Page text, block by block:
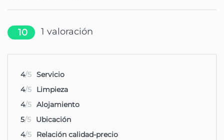
10 1 valoración
4/5 Servicio
4/5
Limpieza
4/5 Alojamiento
5/5
Ubicación
4/5 Relación calidad-precio